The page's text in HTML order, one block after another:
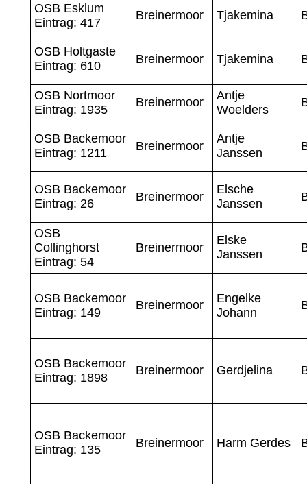
OSB Esklum
Eintrag: 417
Breinermoor Tjakemina
OSB Holtgaste
Eintrag: 610
Breinermoor Tjakemina
OSB Nortmoor
Eintrag: 1935
Breinermoor
Antje
Woelders
OSB Backemoor
Eintrag: 1211
Breinermoor
Antje
Janssen
OSB Backemoor
Eintrag: 26
Breinermoor
Elsche
Janssen
OSB
Collinghorst
Eintrag: 54
Breinermoor
Elske
Janssen
OSB Backemoor
Eintrag: 149
Breinermoor
Engelke
Johann
OSB Backemoor
Eintrag: 1898
Breinermoor Gerdjelina
OSB Backemoor
Eintrag: 135
Breinermoor Harm Gerdes